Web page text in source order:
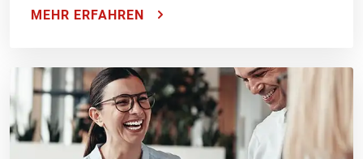
MEHR ERFAHREN